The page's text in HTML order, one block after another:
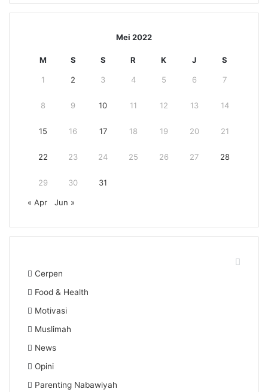
Mei 2022
M S S R K J S
1 2 3 4 5 6 7
8 9 10 11 12 13 14
15 16 17 18 19 20 21
22 23 24 25 26 27 28
29 30 31
« Apr Jun »
Cerpen
Food & Health
Motivasi
Muslimah
News
Opini
Parenting Nabawiyah